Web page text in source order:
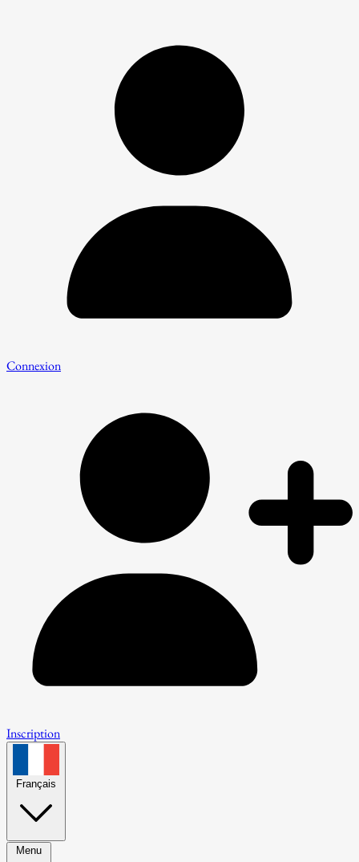
Connexion
Inscription
Français
Menu